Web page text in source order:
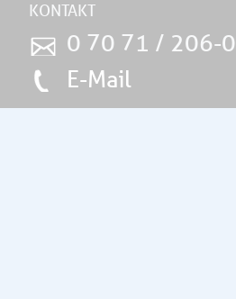
KONTAKT
0 70 71 / 206-0
E-Mail